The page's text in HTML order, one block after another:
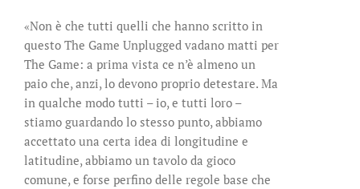
«Non è che tutti quelli che hanno scritto in
questo The Game Unplugged vadano matti per
The Game: a prima vista ce n’è almeno un
paio che, anzi, lo devono proprio detestare. Ma
in qualche modo tutti – io, e tutti loro –
stiamo guardando lo stesso punto, abbiamo
accettato una certa idea di longitudine e
latitudine, abbiamo un tavolo da gioco
comune, e forse perfino delle regole base che